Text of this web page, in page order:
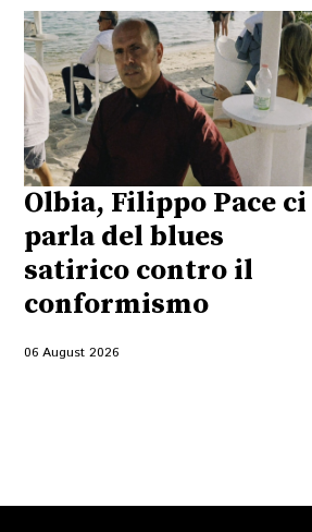
Olbia, Filippo Pace ci
parla del blues
satirico contro il
conformismo
06 August 2026